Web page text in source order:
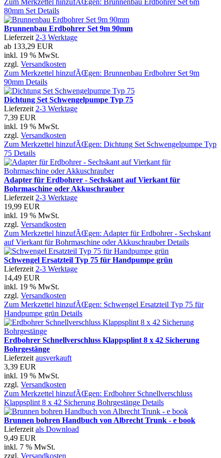
Zum Merkzettel hinzufÃŒgen: Brunnenbau Erdbohrer Set 6m
80mm Set Details
Brunnenbau Erdbohrer Set 9m 90mm
Lieferzeit 2-3 Werktage
ab 133,29 EUR
inkl. 19 % MwSt.
zzgl. Versandkosten
Zum Merkzettel hinzufÃŒgen: Brunnenbau Erdbohrer Set 9m
90mm Details
Dichtung Set Schwengelpumpe Typ 75
Lieferzeit 2-3 Werktage
7,39 EUR
inkl. 19 % MwSt.
zzgl. Versandkosten
Zum Merkzettel hinzufÃŒgen: Dichtung Set Schwengelpumpe Typ
75 Details
Adapter für Erdbohrer - Sechskant auf Vierkant für
Bohrmaschine oder Akkuschrauber
Lieferzeit 2-3 Werktage
19,99 EUR
inkl. 19 % MwSt.
zzgl. Versandkosten
Zum Merkzettel hinzufÃŒgen: Adapter für Erdbohrer - Sechskant
auf Vierkant für Bohrmaschine oder Akkuschrauber Details
Schwengel Ersatzteil Typ 75 für Handpumpe grün
Lieferzeit 2-3 Werktage
14,49 EUR
inkl. 19 % MwSt.
zzgl. Versandkosten
Zum Merkzettel hinzufÃŒgen: Schwengel Ersatzteil Typ 75 für
Handpumpe grün Details
Erdbohrer Schnellverschluss Klappsplint 8 x 42 Sicherung
Bohrgestänge
Lieferzeit ausverkauft
3,39 EUR
inkl. 19 % MwSt.
zzgl. Versandkosten
Zum Merkzettel hinzufÃŒgen: Erdbohrer Schnellverschluss
Klappsplint 8 x 42 Sicherung Bohrgestänge Details
Brunnen bohren Handbuch von Albrecht Trunk - e book
Lieferzeit als Download
9,49 EUR
inkl. 7 % MwSt.
zzgl. Versandkosten